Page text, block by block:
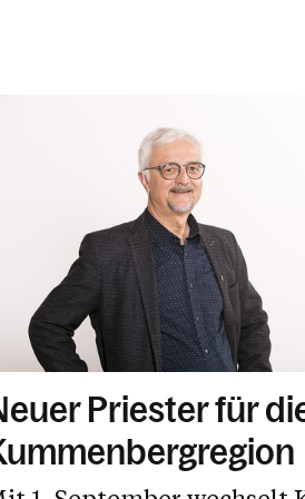
Priester für